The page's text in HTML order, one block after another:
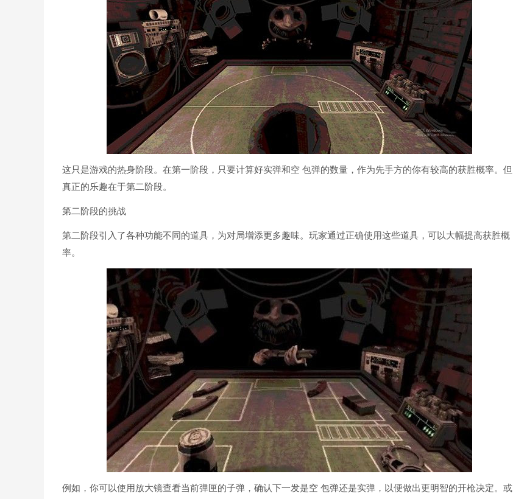
这只是游戏的热身阶段。在第一阶段，只要计算好实弹和空 包弹的数量，作为先手方的你有较高的获胜概率。但
真正的乐趣在于第二阶段。
第二阶段的挑战
第二阶段引入了各种功能不同的道具，为对局增添更多趣味。玩家通过正确使用这些道具，可以大幅提高获胜概
率。
例如，你可以使用放大镜查看当前弹匣的子弹，确认下一发是空 包弹还是实弹，以便做出更明智的开枪决定。或